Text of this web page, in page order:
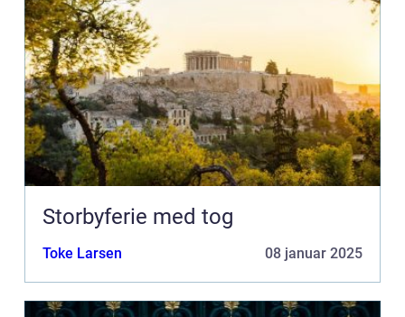
Storbyferie med tog
Toke Larsen 08 januar 2025